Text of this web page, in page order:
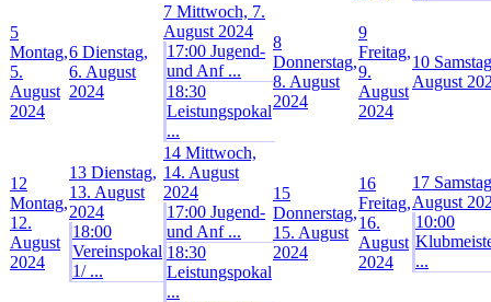
5
Montag,
5.
August
2024
6 Dienstag,
6. August
2024
7 Mittwoch, 7.
August 2024
17:00 Jugend-
und Anf ...
18:30
Leistungspokal
...
8
Donnerstag,
8. August
2024
9
Freitag,
9.
August
2024
10
August
12
Montag,
12.
August
2024
13 Dienstag,
13. August
2024
18:00
Vereinspokal
1/ ...
14 Mittwoch,
14. August
2024
17:00 Jugend-
und Anf ...
18:30
Leistungspokal
...
15
Donnerstag,
15. August
2024
16
Freitag,
16.
August
2024
17
August
10:00
...